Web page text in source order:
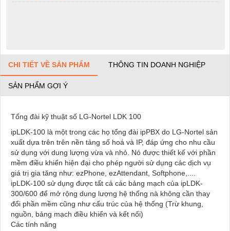
CHI TIẾT VỀ SẢN PHẨM THÔNG TIN DOANH NGHIỆP
SẢN PHẨM GỢI Ý
Tổng đài kỹ thuật số LG-Nortel LDK 100
ipLDK-100 là một trong các họ tổng đài ipPBX do LG-Nortel sản
xuất dựa trên trên nền tảng số hoá và IP, đáp ứng cho nhu cầu
sử dụng với dung lượng vừa và nhỏ. Nó được thiết kế với phần
mềm điều khiển hiện đại cho phép người sử dụng các dịch vụ
giá trị gia tăng như: ezPhone, ezAttendant, Softphone,....
ipLDK-100 sử dụng được tất cả các bảng mạch của ipLDK-
300/600 để mở rộng dung lượng hệ thống nà không cần thay
đổi phần mềm cũng như cấu trúc của hệ thống (Trừ khung,
nguồn, bảng mạch điều khiển và kết nối)
Các tính năng